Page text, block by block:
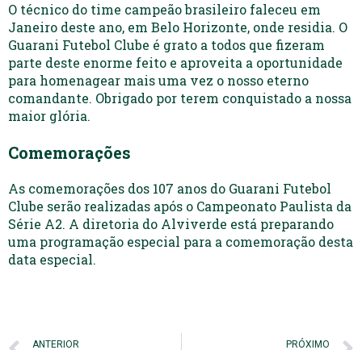
O técnico do time campeão brasileiro faleceu em
Janeiro deste ano, em Belo Horizonte, onde residia. O
Guarani Futebol Clube é grato a todos que fizeram
parte deste enorme feito e aproveita a oportunidade
para homenagear mais uma vez o nosso eterno
comandante. Obrigado por terem conquistado a nossa
maior glória.
Comemorações
As comemorações dos 107 anos do Guarani Futebol
Clube serão realizadas após o Campeonato Paulista da
Série A2. A diretoria do Alviverde está preparando
uma programação especial para a comemoração desta
data especial.
ANTERIOR PRÓXIMO